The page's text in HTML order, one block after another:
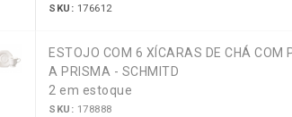
SKU: 176612
ESTOJO COM 6 XÍCARAS DE CHÁ COM
A PRISMA - SCHMITD
2 em estoque
SKU: 178888